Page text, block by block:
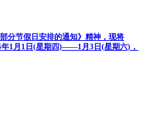
分节假日安排的通知》精神，现将
年1月1日(星期四)——1月3日(星期六)，